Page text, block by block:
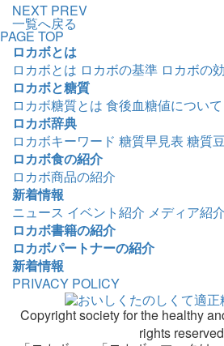
NEXT PREV
一覧へ戻る
PAGE TOP
ロカボとは
ロカボとは ロカボの基準 ロカボの
ロカボと糖質
ロカボ糖質とは 食後血糖値について
ロカボ辞典
ロカボキーワード 糖質早見表 糖質
ロカボ食の紹介
ロカボ商品の紹介
新着情報
ニュース イベント紹介 メディア紹介
ロカボ書籍の紹介
ロカボパートナーの紹介
新着情報
PRIVACY POLICY
Copyright society for the healthy
rights reserved